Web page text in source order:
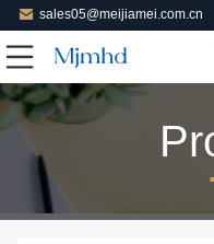
sales05@meijiamei.com.cn